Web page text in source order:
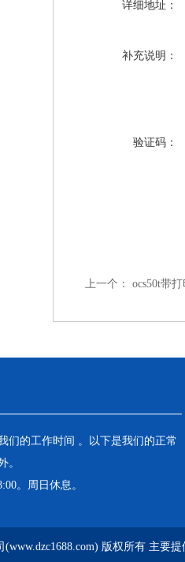
详细地址：
补充说明：
验证码：
上一个： ocs50t带
们的工作时间 。以下是我们的正常
。
。周日休息。
版权所有 主要提